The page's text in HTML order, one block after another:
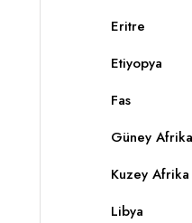
Eritre
Etiyopya
Fas
Güney Afrika
Kuzey Afrika
Libya